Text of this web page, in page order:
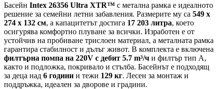
Басейн Intex 26356 Ultra XTR™ с метална рамка е идеалното
решение за семейни летни забавления. Размерите му са 549 х
274 х 132 см, а капацитетът достига 17 203 литра, което
осигурява комфортно плуване за всички. Изработен е от
устойчив на пробиване трислоен материал, а металната рамка
гарантира стабилност и дълъг живот. В комплекта е включена
филтърна помпа на 220V с дебит 5.7 m³/ч и филтър тип А,
както и подложка, покривало и стълба. Басейнът е подходящ
за деца над 6 години и тежи 129 кг. Лесен за монтаж и
поддръжка, идеален за дворове и градини.